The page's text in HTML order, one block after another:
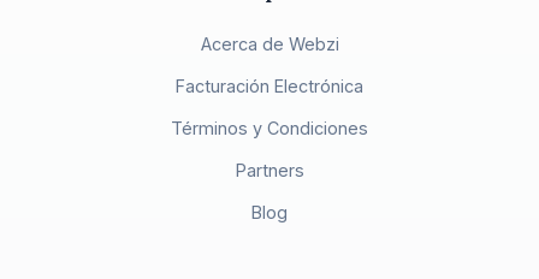
Acerca de Webzi
Facturación Electrónica
Términos y Condiciones
Partners
Blog